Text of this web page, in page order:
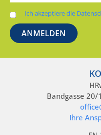
Ich akzeptiere die
Bandgasse
Ihre